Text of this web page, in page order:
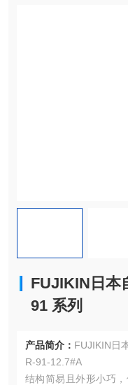
FUJIKIN日本
91 系列
产品简介： FUJIKIN日
R-91-12.7#A
结构简易且外形小巧